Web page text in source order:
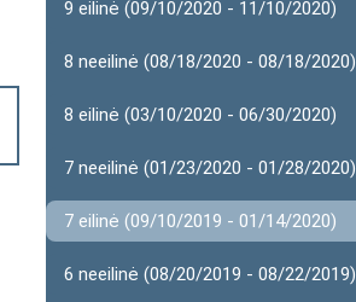
9 eilinė (09/10/2020 - 11/10/2020)
8 neeilinė (08/18/2020 - 08/18/2020)
8 eilinė (03/10/2020 - 06/30/2020)
7 neeilinė (01/23/2020 - 01/28/2020)
7 eilinė (09/10/2019 - 01/14/2020)
6 neeilinė (08/20/2019 - 08/22/2019)